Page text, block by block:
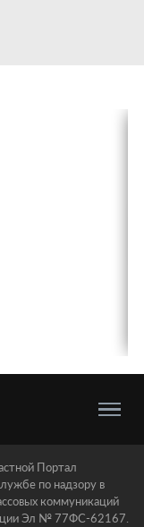
Портал
по надзору в
коммуникаций
Эл № 77ФС-62167.